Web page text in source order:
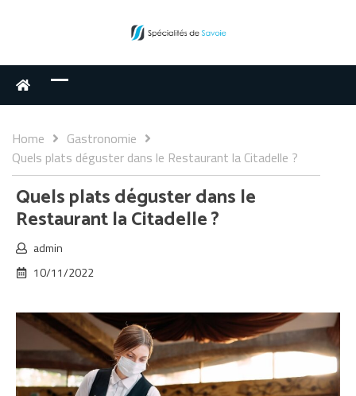
Home
Gastronomie
Quels plats déguster dans le Restaurant la Citadelle ?
Quels plats déguster dans le
Restaurant la Citadelle ?
admin
10/11/2022